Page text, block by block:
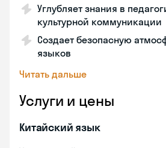
Углубляет знания в
культурной коммуникации
Создает безопасную
языков
Читать дальше
Услуги и цены
Китайский язык